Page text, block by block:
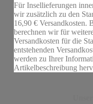
Für Insellieferungen
wir zusätzlich zu den
16,90 € Versandkosten.
berechnen wir für
Versandkosten für die
entstehenden
werden zu Ihrer
Artikelbeschreibung